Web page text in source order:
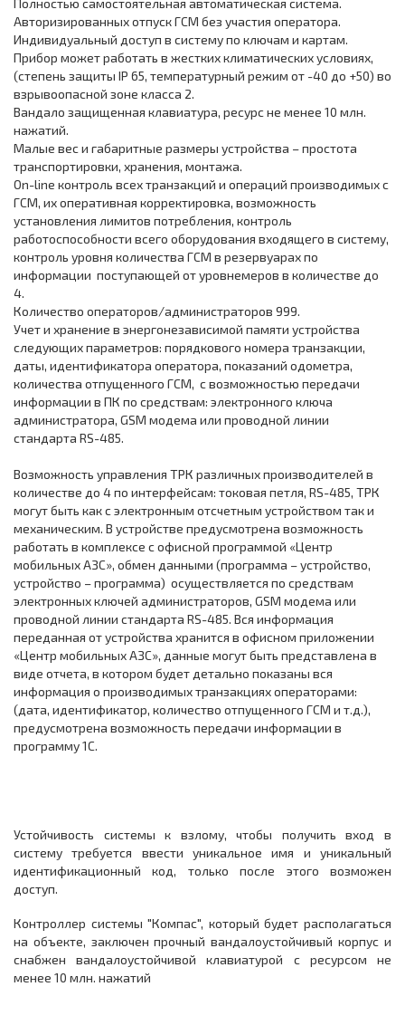
Полностью самостоятельная автоматическая система.
Авторизированных отпуск ГСМ без участия оператора.
Индивидуальный доступ в систему по ключам и картам.
Прибор может работать в жестких климатических условиях,
(степень защиты IP 65, температурный режим от -40 до +50) во
взрывоопасной зоне класса 2.
Вандало защищенная клавиатура, ресурс не менее 10 млн.
нажатий.
Малые вес и габаритные размеры устройства – простота
транспортировки, хранения, монтажа.
On-line контроль всех транзакций и операций производимых с
ГСМ, их оперативная корректировка, возможность
установления лимитов потребления, контроль
работоспособности всего оборудования входящего в систему,
контроль уровня количества ГСМ в резервуарах по
информации поступающей от уровнемеров в количестве до
4.
Количество операторов/администраторов 999.
Учет и хранение в энергонезависимой памяти устройства
следующих параметров: порядкового номера транзакции,
даты, идентификатора оператора, показаний одометра,
количества отпущенного ГСМ, с возможностью передачи
информации в ПК по средствам: электронного ключа
администратора, GSM модема или проводной линии
стандарта RS-485.
Возможность управления ТРК различных производителей в
количестве до 4 по интерфейсам: токовая петля, RS-485, ТРК
могут быть как с электронным отсчетным устройством так и
механическим. В устройстве предусмотрена возможность
работать в комплексе с офисной программой «Центр
мобильных АЗС», обмен данными (программа – устройство,
устройство – программа) осуществляется по средствам
электронных ключей администраторов, GSM модема или
проводной линии стандарта RS-485. Вся информация
переданная от устройства хранится в офисном приложении
«Центр мобильных АЗС», данные могут быть представлена в
виде отчета, в котором будет детально показаны вся
информация о производимых транзакциях операторами:
(дата, идентификатор, количество отпущенного ГСМ и т.д.),
предусмотрена возможность передачи информации в
программу 1С.
Устойчивость системы к взлому, чтобы получить вход в
систему требуется ввести уникальное имя и уникальный
идентификационный код, только после этого возможен
доступ.
Контроллер системы "Компас", который будет располагаться
на объекте, заключен прочный вандалоустойчивый корпус и
снабжен вандалоустойчивой клавиатурой с ресурсом не
менее 10 млн. нажатий